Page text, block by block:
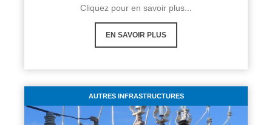
Cliquez pour en savoir plus...
EN SAVOIR PLUS
AUTRES INFRASTRUCTURES